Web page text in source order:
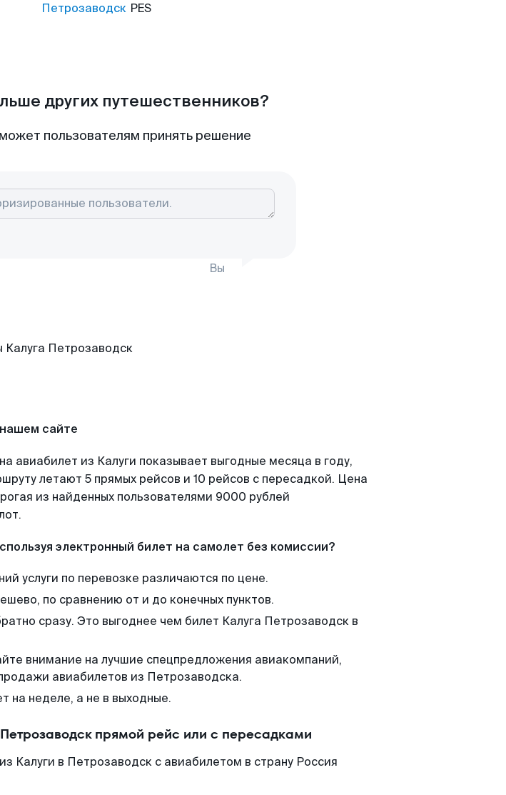
Петрозаводск PES
других путешественников?
пользователям принять решение
Вы
сайте
авиабилет из Калуги показывает выгодные месяца в году,
летают 5 прямых рейсов и 10 рейсов с пересадкой. Цена
из найденных пользователями 9000 рублей
электронный билет на самолет без комиссии?
услуги по перевозке различаются по цене.
по сравнению от и до конечных пунктов.
сразу. Это выгоднее чем билет Калуга Петрозаводск в
внимание на лучшие спецпредложения авиакомпаний,
авиабилетов из Петрозаводска.
на неделе, а не в выходные.
прямой рейс или с пересадками
Калуги в Петрозаводск с авиабилетом в страну Россия